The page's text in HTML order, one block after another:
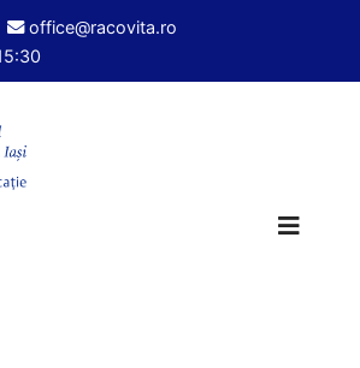
office@racovita.ro